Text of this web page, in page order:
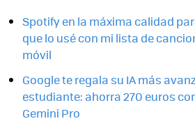
Spotify en la máxima calidad
que lo usé con mi lista de
móvil
Google te regala su IA más
estudiante: ahorra 270 euros
Gemini Pro